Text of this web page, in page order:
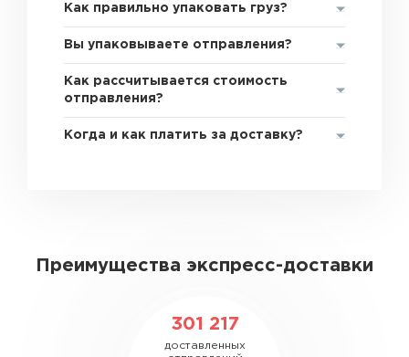
Как правильно упаковать груз?
Вы упаковываете отправления?
Как рассчитывается стоимость
отправления?
Когда и как платить за доставку?
Преимущества экспресс-доставки
301 217
доставленных